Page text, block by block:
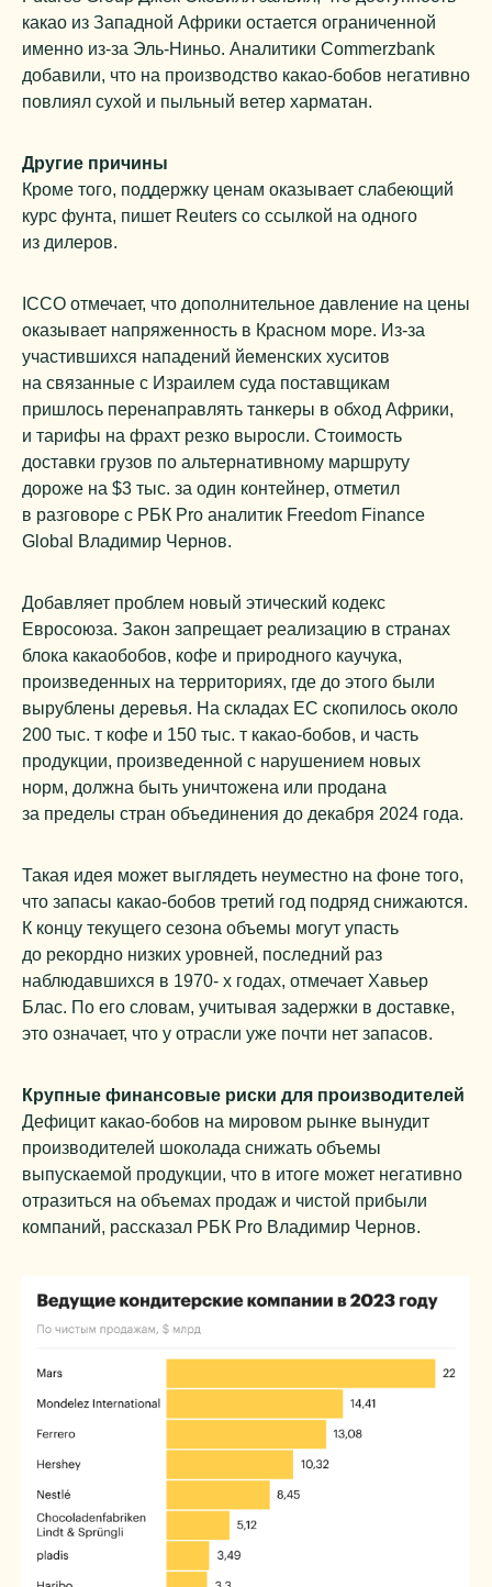
какао из Западной Африки остается ограниченной
именно из-за Эль-Ниньо. Аналитики Commerzbank
добавили, что на производство какао-бобов негативно
повлиял сухой и пыльный ветер харматан.
Другие причины
Кроме того, поддержку ценам оказывает слабеющий
курс фунта, пишет Reuters со ссылкой на одного
из дилеров.
ICCO отмечает, что дополнительное давление на цены
оказывает напряженность в Красном море. Из-за
участившихся нападений йеменских хуситов
на связанные с Израилем суда поставщикам
пришлось перенаправлять танкеры в обход Африки,
и тарифы на фрахт резко выросли. Стоимость
доставки грузов по альтернативному маршруту
дороже на $3 тыс. за один контейнер, отметил
в разговоре с РБК Pro аналитик Freedom Finance
Global Владимир Чернов.
Добавляет проблем новый этический кодекс
Евросоюза. Закон запрещает реализацию в странах
блока какаобобов, кофе и природного каучука,
произведенных на территориях, где до этого были
вырублены деревья. На складах ЕС скопилось около
200 тыс. т кофе и 150 тыс. т какао-бобов, и часть
продукции, произведенной с нарушением новых
норм, должна быть уничтожена или продана
за пределы стран объединения до декабря 2024 года.
Такая идея может выглядеть неуместно на фоне того,
что запасы какао-бобов третий год подряд снижаются.
К концу текущего сезона объемы могут упасть
до рекордно низких уровней, последний раз
наблюдавшихся в 1970- х годах, отмечает Хавьер
Блас. По его словам, учитывая задержки в доставке,
это означает, что у отрасли уже почти нет запасов.
Крупные финансовые риски для производителей
Дефицит какао-бобов на мировом рынке вынудит
производителей шоколада снижать объемы
выпускаемой продукции, что в итоге может негативно
отразиться на объемах продаж и чистой прибыли
компаний, рассказал РБК Pro Владимир Чернов.